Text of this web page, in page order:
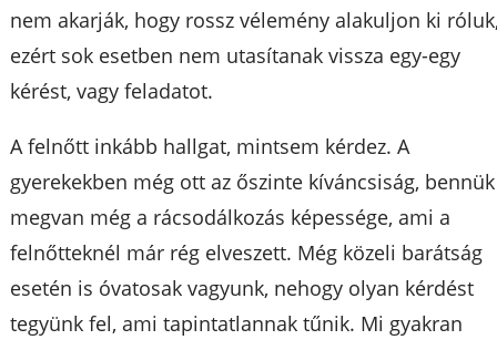
nem akarják, hogy rossz vélemény alakuljon ki
ezért sok esetben nem utasítanak vissza egy-egy
kérést, vagy feladatot.
A felnőtt inkább hallgat, mintsem kérdez. A
gyerekekben még ott az őszinte kíváncsiság, bennük
megvan még a rácsodálkozás képessége, ami a
felnőtteknél már rég elveszett. Még közeli barátság
esetén is óvatosak vagyunk, nehogy olyan kérdést
tegyünk fel, ami tapintatlannak tűnik. Mi gyakran